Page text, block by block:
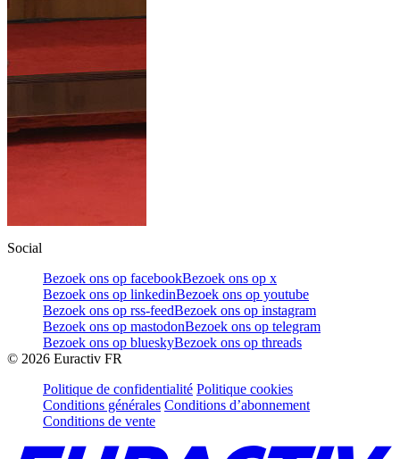
Social
Bezoek ons op facebookBezoek ons op x
Bezoek ons op linkedinBezoek ons op youtube
Bezoek ons op rss-feedBezoek ons op instagram
Bezoek ons op mastodonBezoek ons op telegram
Bezoek ons op blueskyBezoek ons op threads
© 2026 Euractiv FR
Politique de confidentialité Politique cookies
Conditions générales Conditions d’abonnement
Conditions de vente